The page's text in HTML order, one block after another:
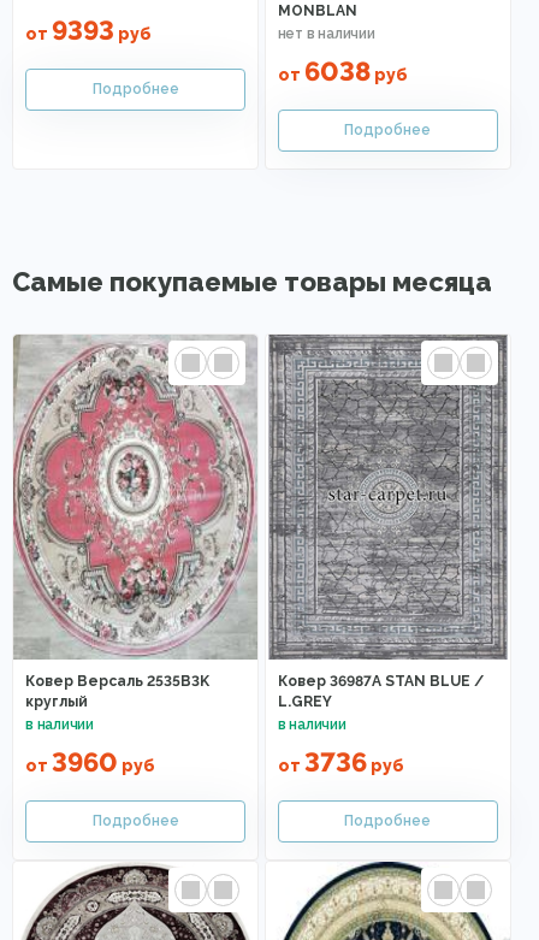
от 9393 руб
MONBLAN
от 6038руб
Самые покупаемые товары месяца
Ковер Версаль 2535B3K
круглый
от 3960 руб
Ковер 36987A STAN BLUE /
L.GREY
от 3736руб